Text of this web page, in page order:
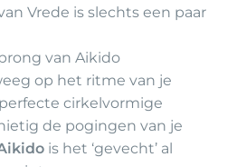
Vrede is slechts een paar
van Aikido
op het ritme van je
cirkelvormige
de pogingen van je
is het ‘gevecht’ al